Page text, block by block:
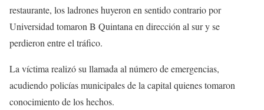
restaurante, los ladrones huyeron en sentido contrario por
Universidad tomaron B Quintana en dirección al sur y se
perdieron entre el tráfico.
La víctima realizó su llamada al número de emergencias,
acudiendo policías municipales de la capital quienes tomaron
conocimiento de los hechos.